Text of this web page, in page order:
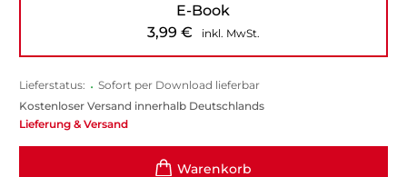
E-Book
3,99 € inkl. MwSt.
Lieferstatus: • Sofort per Download lieferbar
Kostenloser Versand innerhalb Deutschlands
Lieferung & Versand